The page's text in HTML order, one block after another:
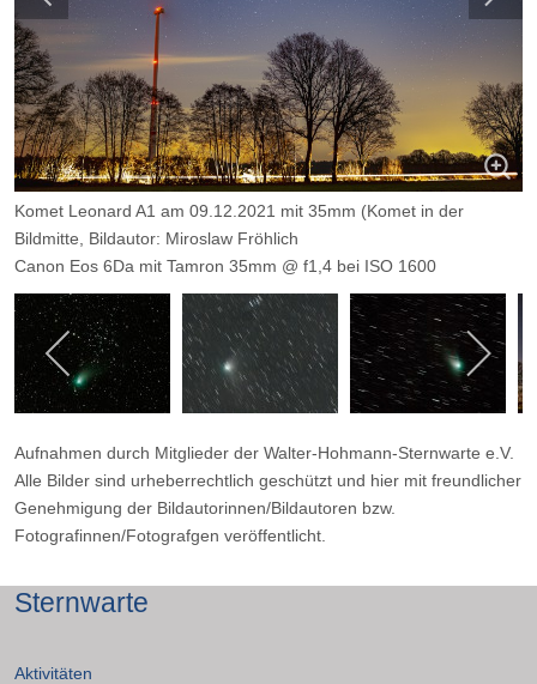
Komet Leonard A1 am 09.12.2021 mit 35mm (Komet in der
Bildmitte, Bildautor: Miroslaw Fröhlich
Canon Eos 6Da mit Tamron 35mm @ f1,4 bei ISO 1600
Belichtet 30 mal 8 Sekunden, keine Darks
Ohne Nachführung, auf Stativ, mit Sequator gestacked und
Lightroom bearbeitet
Aufnahmen durch Mitglieder der Walter-Hohmann-Sternwarte e.V.
Alle Bilder sind urheberrechtlich geschützt und hier mit freundlicher
Genehmigung der Bildautorinnen/Bildautoren bzw.
Fotografinnen/Fotografgen veröffentlicht.
Sternwarte
Aktivitäten